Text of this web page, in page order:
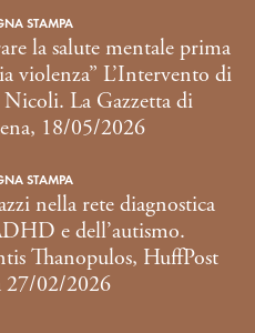
STAMPA
la salute mentale prima
violenza” L’Intervento di
Nicoli. La Gazzetta di
18/05/2026
STAMPA
nella rete diagnostica
e dell’autismo.
Thanopulos, HuffPost
27/02/2026